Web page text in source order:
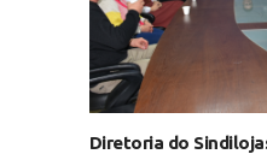
Diretoria do